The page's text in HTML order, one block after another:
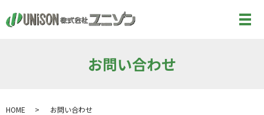
メ
お問い合わせ
HOME お問い合わせ